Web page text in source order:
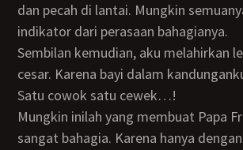
dan pecah di lantai. Mungkin
indikator dari perasaan bahagianya.
Sembilan kemudian, aku melahirkan lewat operasi
cesar. Karena bayi dalam
Satu cowok satu cewek…!
Mungkin inilah yang membuat Papa Fred dan Mama
sangat bahagia. Karena hanya